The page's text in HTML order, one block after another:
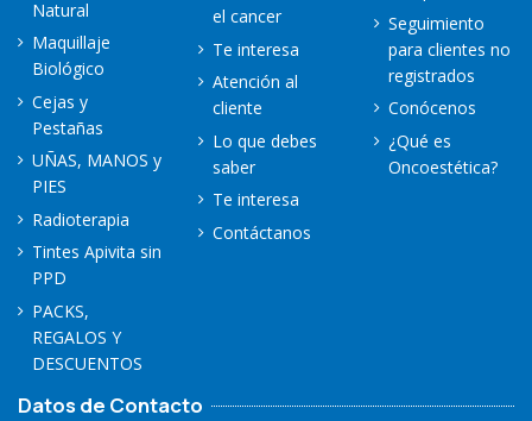
Natural
Maquillaje
Biológico
Cejas y
Pestañas
UÑAS, MANOS y
PIES
Radioterapia
Tintes Apivita sin
PPD
PACKS,
REGALOS Y
DESCUENTOS
el cancer
Te interesa
Atención al
cliente
Lo que debes
saber
Te interesa
Contáctanos
Seguimiento
para clientes no
registrados
Conócenos
¿Qué es
Oncoestética?
Datos de Contacto